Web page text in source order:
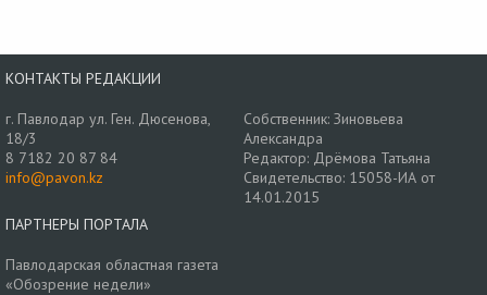
КОНТАКТЫ РЕДАКЦИИ
г. Павлодар ул. Ген. Дюсенова,
18/3
8 7182 20 87 84
info@pavon.kz
Собственник: Зиновьева
Александра
Редактор: Дрёмова Татьяна
Свидетельство: 15058-ИА от
14.01.2015
ПАРТНЕРЫ ПОРТАЛА
Павлодарская областная газета
«Обозрение недели»